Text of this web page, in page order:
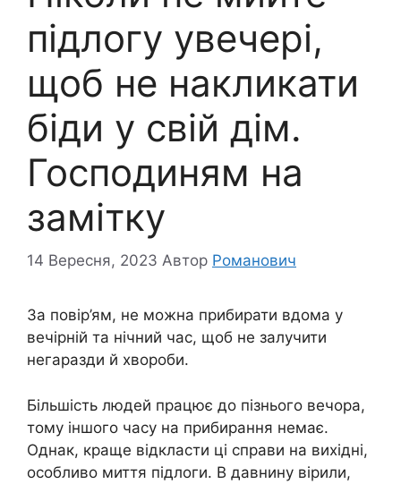
підлогу увечері,
щоб не накликати
біди у свій дім.
Господиням на
замітку
14 Вересня, 2023 Автор Романович
За повір’ям, не можна прибирати вдома у
вечірній та нічний час, щоб не залучити
негаразди й хвороби.
Більшість людей працює до пізнього вечора,
тому іншого часу на прибирання немає.
Однак, краще відкласти ці справи на вихідні,
особливо миття підлоги. В давнину вірили,